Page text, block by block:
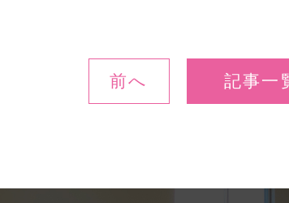
前へ 記事一